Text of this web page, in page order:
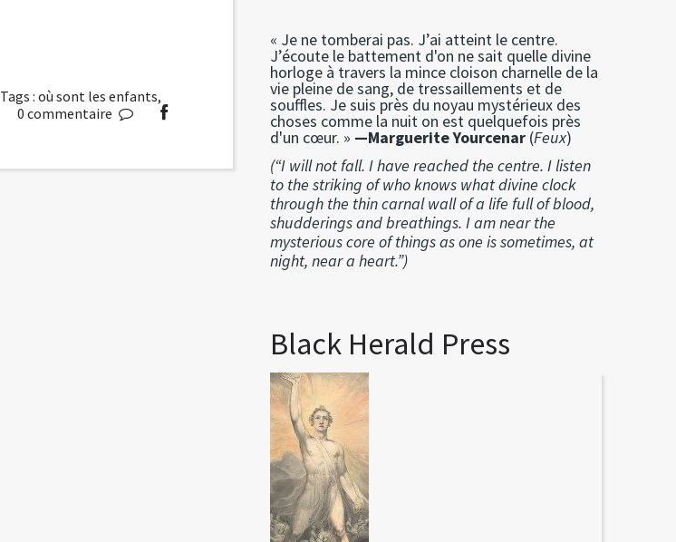
Tags :où sont les enfants,
0 commentaire
« Je ne tomberai pas. J’ai atteint le centre.
J’écoute le battement d'on ne sait quelle divine
horloge à travers la mince cloison charnelle de la
vie pleine de sang, de tressaillements et de
souffles. Je suis près du noyau mystérieux des
choses comme la nuit on est quelquefois près
d'un cœur. » —Marguerite Yourcenar(Feux)
(“I will not fall. I have reached the centre. I listen
to the striking of who knows what divine clock
through the thin carnal wall of a life full of blood,
shudderings and breathings. I am near the
mysterious core of things as one is sometimes, at
night, near a heart.”)
Black Herald Press